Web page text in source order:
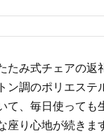
たみ式チェアの返
ン調のポリエステ
て、毎日使っても
座り心地が続きま